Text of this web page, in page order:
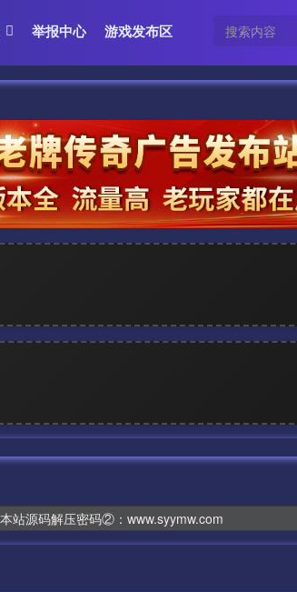
举报中心 游戏发布区
本站源码解压密码②：www.syymw.com